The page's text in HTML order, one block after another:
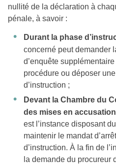
nullité de la déclaration à
pénale, à savoir :
Durant la phase
concerné peut demander
d’enquête
procédure ou déposer
d’instruction ;
Devant la Chambre du
des mises en
est l’instance disposant
maintenir le mandat
d’instruction. À la fin de
la demande du procureur